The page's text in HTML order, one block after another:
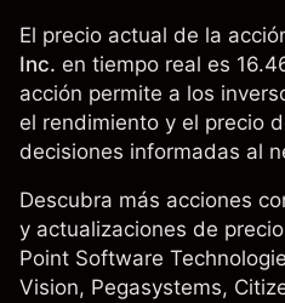
El precio actual de la
Inc. en tiempo real es
acción permite a los
el rendimiento y el precio
decisiones informadas al
Descubra más acciones
y actualizaciones de
Point Software
Vision, Pegasystems,